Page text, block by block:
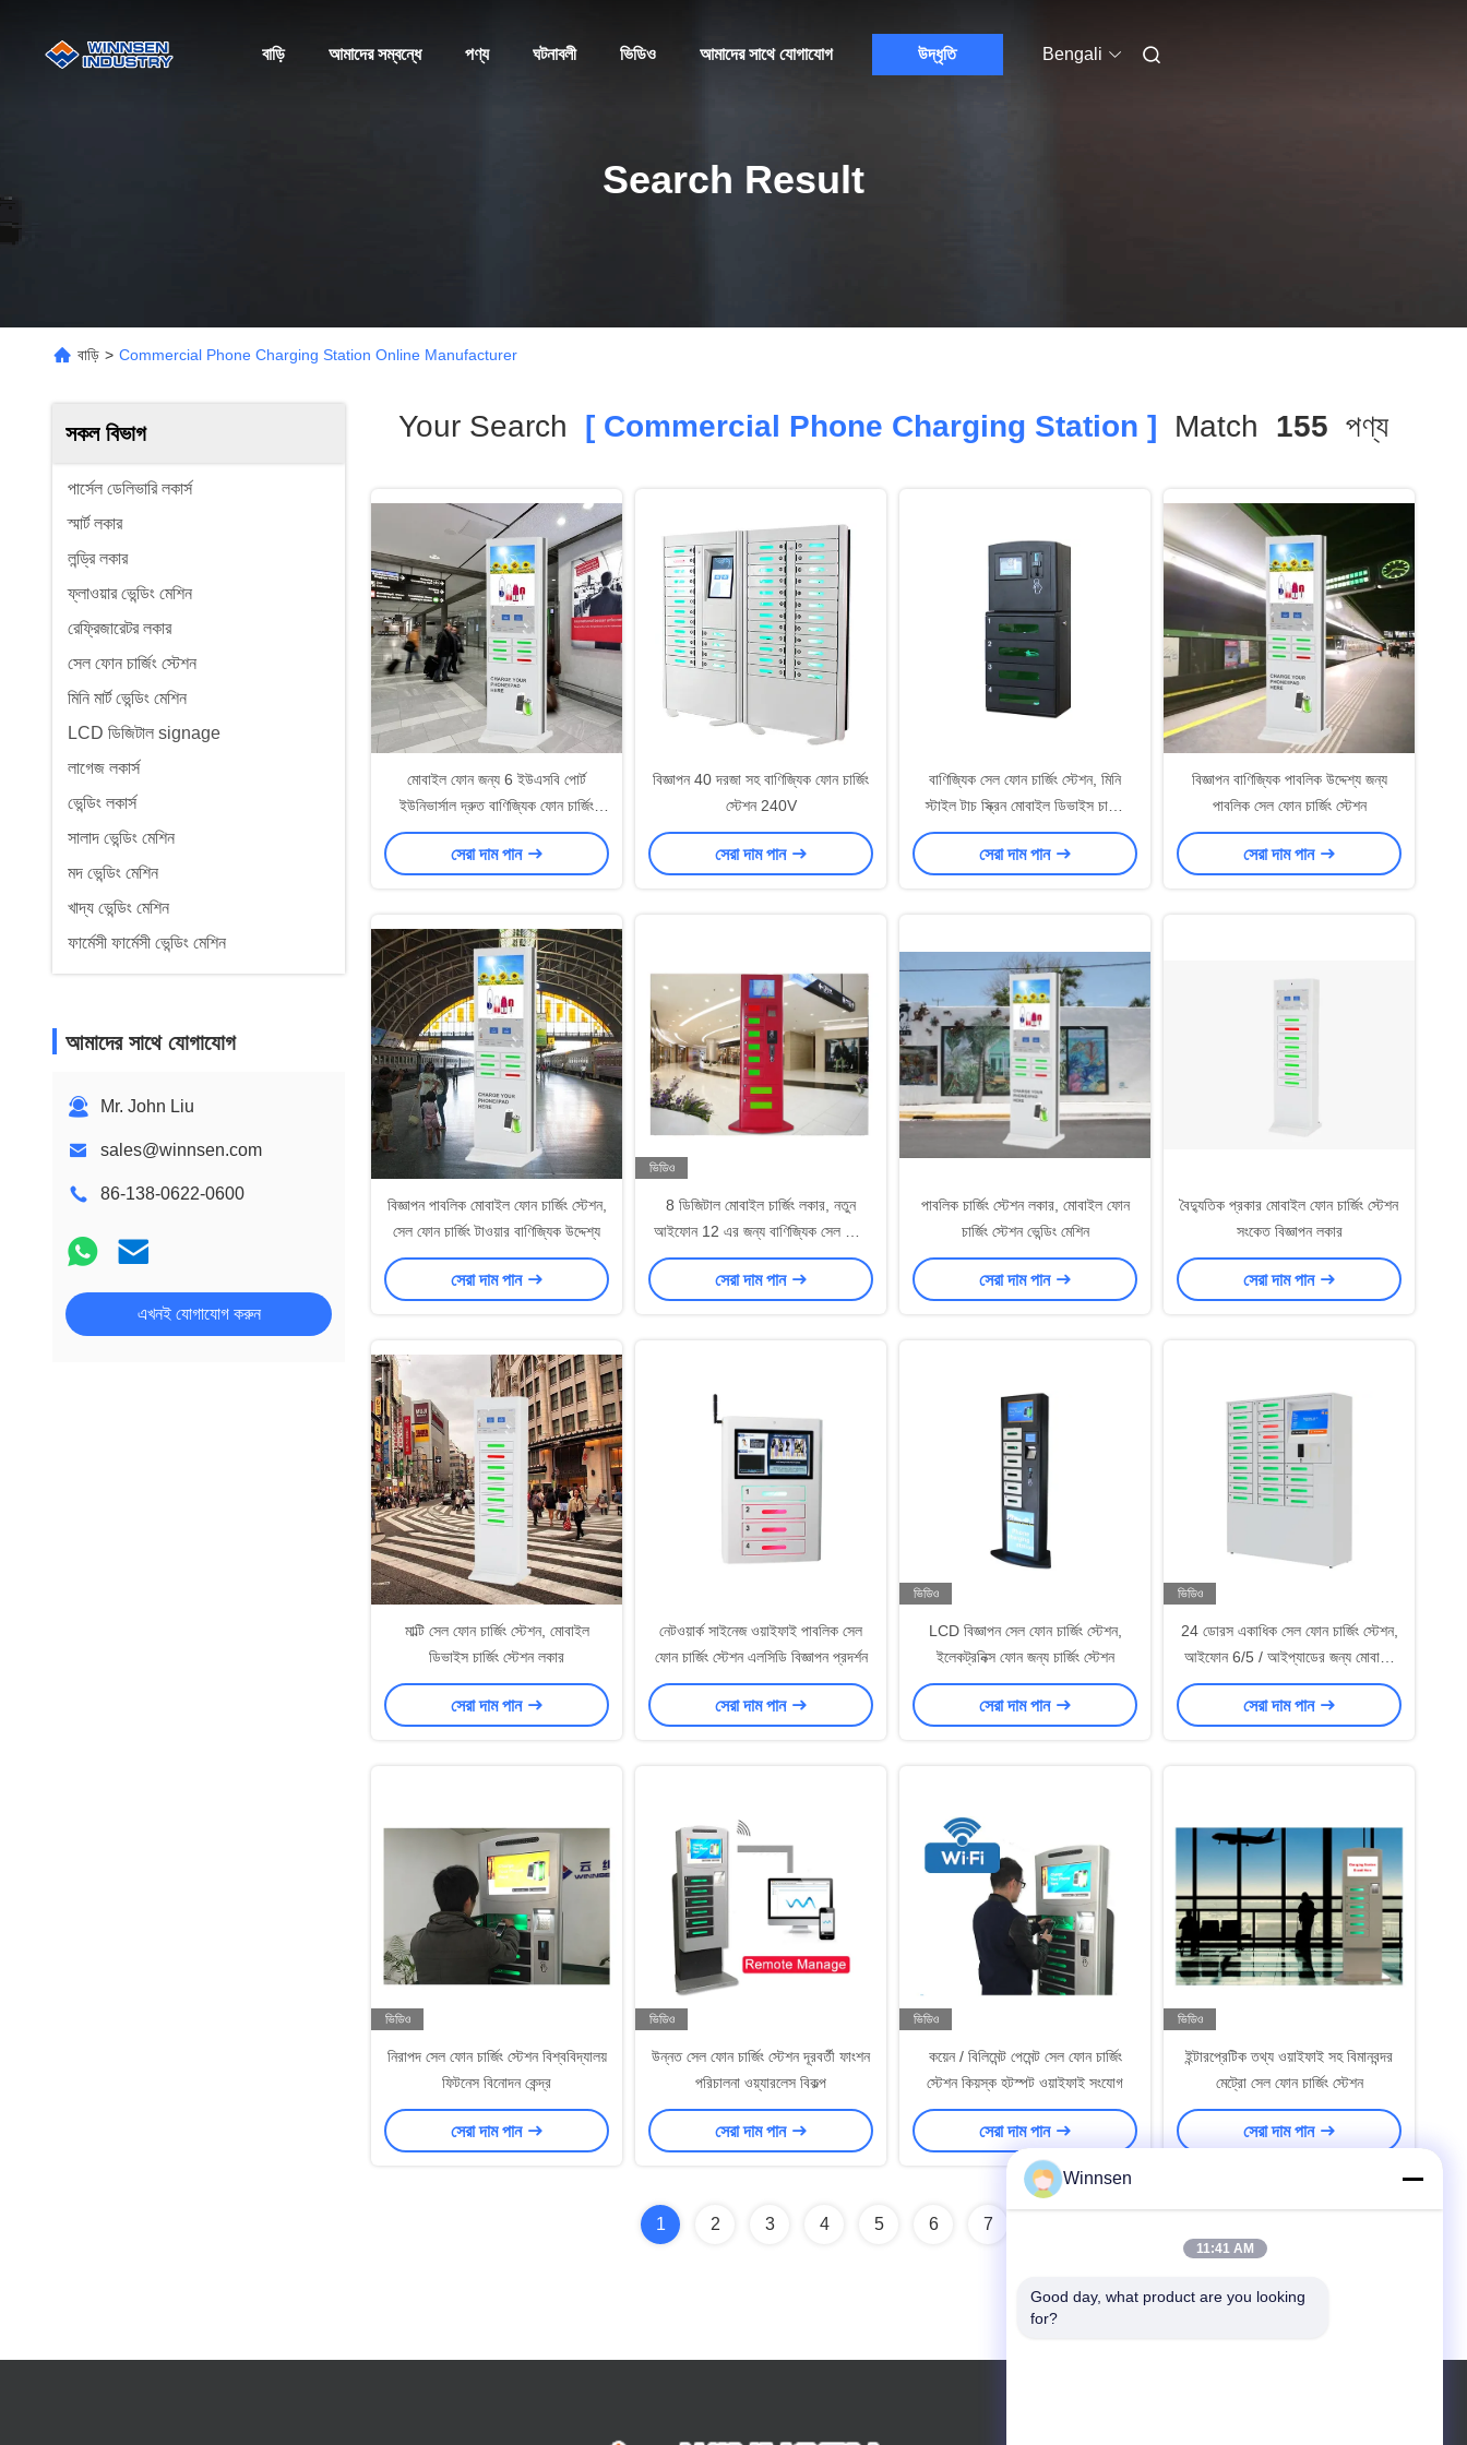
বাড়ি আমাদের সম্বন্ধে পণ্য ঘটনাবলী ভিডিও আমাদের সাথে যোগাযোগ উদ্ধৃতি Bengali
Search Result
বাড়ি > Commercial Phone Charging Station Online Manufacturer
সকল বিভাগ
পার্সেল ডেলিভারি লকার্স
স্মার্ট লকার
লন্ড্রি লকার
ফ্লাওয়ার ভেন্ডিং মেশিন
রেফ্রিজারেটর লকার
সেল ফোন চার্জিং স্টেশন
মিনি মার্ট ভেন্ডিং মেশিন
LCD ডিজিটাল signage
লাগেজ লকার্স
ভেন্ডিং লকার্স
সালাদ ভেন্ডিং মেশিন
মদ ভেন্ডিং মেশিন
খাদ্য ভেন্ডিং মেশিন
ফার্মেসী ফার্মেসী ভেন্ডিং মেশিন
আমাদের সাথে যোগাযোগ
Mr. John Liu
sales@winnsen.com
86-138-0622-0600
এখনই যোগাযোগ করুন
Your Search [ Commercial Phone Charging Station ] Match 155 পণ্য
মোবাইল ফোন জন্য 6 ইউএসবি পোর্ট
ইউনিভার্সাল দ্রুত বাণিজ্যিক ফোন চার্জিং
স্টেশন
সেরা দাম পান
বিজ্ঞাপন 40 দরজা সহ বাণিজ্যিক ফোন চার্জিং
স্টেশন 240V
সেরা দাম পান
বাণিজ্যিক সেল ফোন চার্জিং স্টেশন, মিনি
স্টাইল টাচ স্ক্রিন মোবাইল ডিভাইস চার্জিং
স্টেশন কিয়স্ক
সেরা দাম পান
বিজ্ঞাপন বাণিজ্যিক পাবলিক উদ্দেশ্য জন্য
পাবলিক সেল ফোন চার্জিং স্টেশন
সেরা দাম পান
বিজ্ঞাপন পাবলিক মোবাইল ফোন চার্জিং স্টেশন,
সেল ফোন চার্জিং টাওয়ার বাণিজ্যিক উদ্দেশ্য
সেরা দাম পান
ভিডিও
8 ডিজিটাল মোবাইল চার্জিং লকার, নতুন
আইফোন 12 এর জন্য বাণিজ্যিক সেল ফোন
চার্জিং স্টেশন
সেরা দাম পান
পাবলিক চার্জিং স্টেশন লকার, মোবাইল ফোন
চার্জিং স্টেশন ভেন্ডিং মেশিন
সেরা দাম পান
বৈদ্যুতিক প্রকার মোবাইল ফোন চার্জিং স্টেশন
সংকেত বিজ্ঞাপন লকার
সেরা দাম পান
মাল্টি সেল ফোন চার্জিং স্টেশন, মোবাইল
ডিভাইস চার্জিং স্টেশন লকার
সেরা দাম পান
নেটওয়ার্ক সাইনেজ ওয়াইফাই পাবলিক সেল
ফোন চার্জিং স্টেশন এলসিডি বিজ্ঞাপন প্রদর্শন
সেরা দাম পান
ভিডিও
LCD বিজ্ঞাপন সেল ফোন চার্জিং স্টেশন,
ইলেকট্রনিক্স ফোন জন্য চার্জিং স্টেশন
সেরা দাম পান
ভিডিও
24 ডোরস একাধিক সেল ফোন চার্জিং স্টেশন,
আইফোন 6/5 / আইপ্যাডের জন্য মোবাইল
ফোন চার্জিং কিয়স্ক
সেরা দাম পান
ভিডিও
নিরাপদ সেল ফোন চার্জিং স্টেশন বিশ্ববিদ্যালয়
ফিটনেস বিনোদন কেন্দ্র
সেরা দাম পান
ভিডিও
উন্নত সেল ফোন চার্জিং স্টেশন দূরবর্তী ফাংশন
পরিচালনা ওয়্যারলেস বিকল্প
সেরা দাম পান
ভিডিও
কয়েন / বিলিমেন্ট পেমেন্ট সেল ফোন চার্জিং
স্টেশন কিয়স্ক হটস্পট ওয়াইফাই সংযোগ
সেরা দাম পান
ভিডিও
ইন্টারপ্রেটিক তথ্য ওয়াইফাই সহ বিমানবন্দর
মেট্রো সেল ফোন চার্জিং স্টেশন
সেরা দাম পান
1 2 3 4 5 6 7
Winnsen
11:41 AM
Good day, what product are you looking
for?